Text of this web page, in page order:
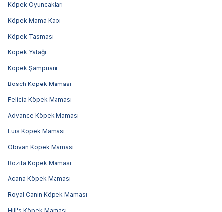
Köpek Oyuncakları
Köpek Mama Kabı
Köpek Tasması
Köpek Yatağı
Köpek Şampuanı
Bosch Köpek Maması
Felicia Köpek Maması
Advance Köpek Maması
Luis Köpek Maması
Obivan Köpek Maması
Bozita Köpek Maması
Acana Köpek Maması
Royal Canin Köpek Maması
Hill's Köpek Maması